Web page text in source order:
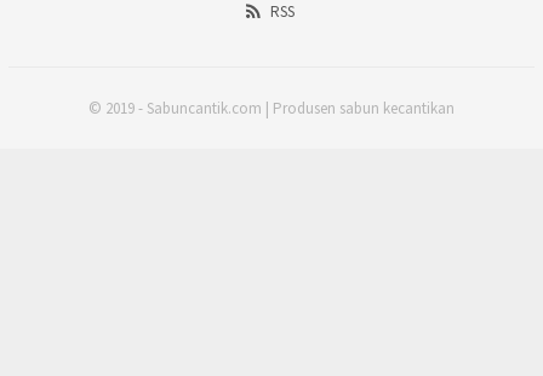
RSS
© 2019 - Sabuncantik.com | Produsen sabun kecantikan